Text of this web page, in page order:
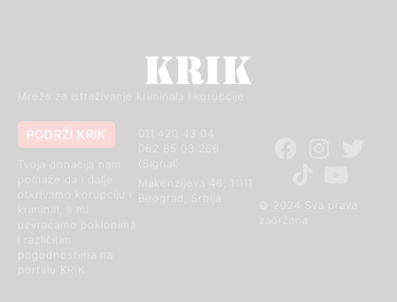
Mreža za istraživanje kriminala i korupcije
© 2024 Sva prava
011 420 43 04
Makenzijeva 46, 11111
PODRŽI KRIK
otkrivamo korupciju i
kriminal, a mi
uzvraćamo poklonima
i različitim
pogodnostima na
portalu KRIK.